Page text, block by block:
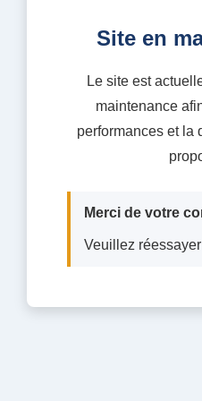
Site en
Le site est
maintenance
performances et la
Merci de votre
Veuillez